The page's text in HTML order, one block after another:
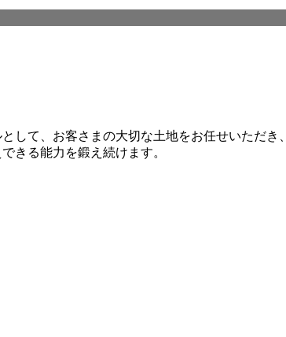
して、お客さまの大切な土地をお任せいただき、
きる能力を鍛え続けます。